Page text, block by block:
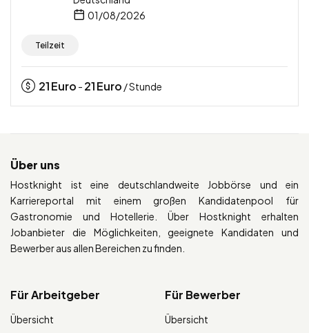
01/08/2026
Teilzeit
21Euro - 21Euro / Stunde
Über uns
Hostknight ist eine deutschlandweite Jobbörse und ein
Karriereportal mit einem großen Kandidatenpool für
Gastronomie und Hotellerie. Über Hostknight erhalten
Jobanbieter die Möglichkeiten, geeignete Kandidaten und
Bewerber aus allen Bereichen zu finden.
Für Arbeitgeber
Übersicht
Für Bewerber
Übersicht